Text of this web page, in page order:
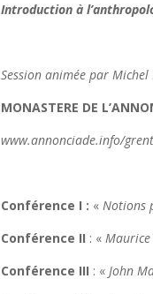
Introduction à
Session animée par
MONASTERE DE
www.annonciade.info/
Conférence I : « Notions
Conférence II : « Maurice
Conférence III : « John